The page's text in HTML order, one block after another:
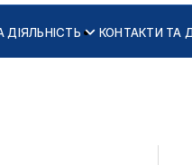
М."
агрохімічних ресу…
ДІЯЛЬНІСТЬ КОНТАКТИ ТА